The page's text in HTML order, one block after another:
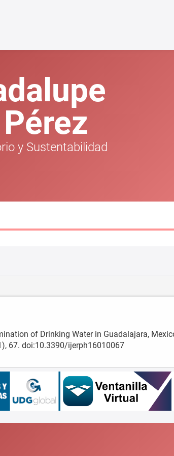
y Sustentabilidad
of Drinking Water in Guadalajara,
67. doi:10.3390/ijerph16010067